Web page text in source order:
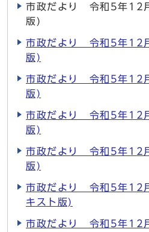
市政だより 令和5年12
版)
市政だより 令和5年12
版)
市政だより 令和5年12
版)
市政だより 令和5年12
版)
市政だより 令和5年12
版)
市政だより 令和5年
キスト版)
市政だより 令和5年